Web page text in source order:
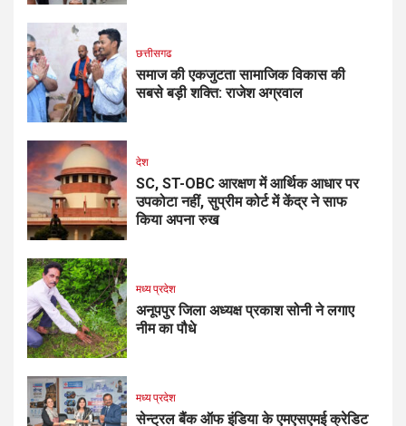
छत्तीसगढ
समाज की एकजुटता सामाजिक विकास की
सबसे बड़ी शक्ति: राजेश अग्रवाल
देश
SC, ST-OBC आरक्षण में आर्थिक आधार पर
उपकोटा नहीं, सुप्रीम कोर्ट में केंद्र ने साफ
किया अपना रुख
मध्य प्रदेश
अनूपपुर जिला अध्यक्ष प्रकाश सोनी ने लगाए
नीम का पौधे
मध्य प्रदेश
सेन्ट्रल बैंक ऑफ इंडिया के एमएसएमई क्रेडिट